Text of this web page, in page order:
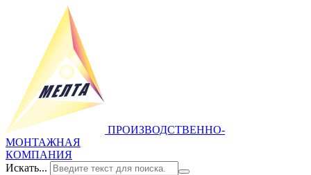
ПРОИЗВОДСТВЕННО-
МОНТАЖНАЯ
КОМПАНИЯ
Искать...